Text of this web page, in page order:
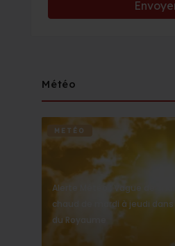
Météo
METÉO
Alerte Météo : Vague de
chaud de mardi à jeudi
du Royaume